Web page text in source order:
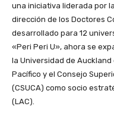
una iniciativa liderada por
dirección de los Doctores
desarrollado para 12
«Peri Peri U», ahora se
la Universidad de
Pacífico y el Consejo
(CSUCA) como socio
(LAC).